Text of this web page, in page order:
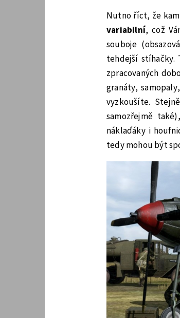
Nutno říct, že
variabilní, což
souboje
tehdejší stíhačky.
zpracovaných
granáty,
vyzkoušíte.
samozřejmě
náklaďáky i
tedy mohou být